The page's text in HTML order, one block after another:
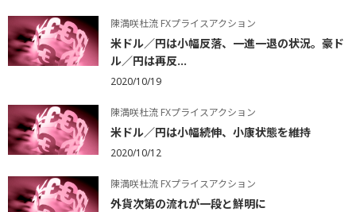
陳満咲杜流 FXプライスアクション
米ドル／円は小幅反落、一進一退の状況。豪ド
ル／円は再反...
2020/10/19
陳満咲杜流 FXプライスアクション
米ドル／円は小幅続伸、小康状態を維持
2020/10/12
陳満咲杜流 FXプライスアクション
外貨次第の流れが一段と鮮明に